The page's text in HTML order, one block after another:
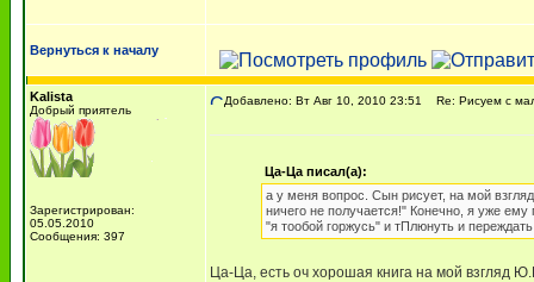
Вернуться к началу
Kalista
Добрый приятель
Зарегистрирован:
05.05.2010
Сообщения: 397
Добавлено: Вт Авг 10, 2010 23:51 Re: Рисуем с
Ца-Ца писал(а):
а у меня вопрос. Сын рисует, на мой
ничего не получается!" Конечно, я уже
"я тообой горжусь" и тПлюнуть и
Ца-Ца, есть оч хорошая книга на мой взгляд